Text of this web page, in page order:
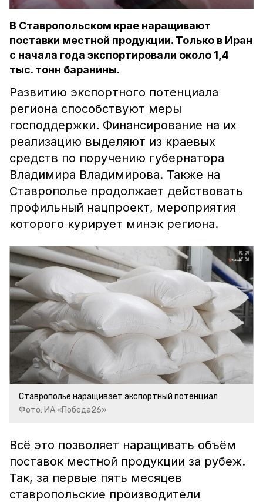
В Ставропольском крае наращивают
поставки местной продукции. Только в Иран
с начала года экспортировали около 1,4
тыс. тонн баранины.
Развитию экспортного потенциала
региона способствуют меры
господдержки. Финансирование на их
реализацию выделяют из краевых
средств по поручению губернатора
Владимира Владимирова. Также на
Ставрополье продолжает действовать
профильный нацпроект, мероприятия
которого курирует минэк региона.
Ставрополье наращивает экспортный потенциал
Фото: ИА «Победа26»
Всё это позволяет наращивать объём
поставок местной продукции за рубеж.
Так, за первые пять месяцев
ставропольские производители